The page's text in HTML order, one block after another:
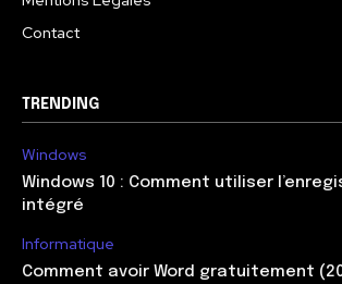
Contact
TRENDING
Windows
Windows 10 : Comment utiliser
intégré
Informatique
Comment avoir Word gratuitement